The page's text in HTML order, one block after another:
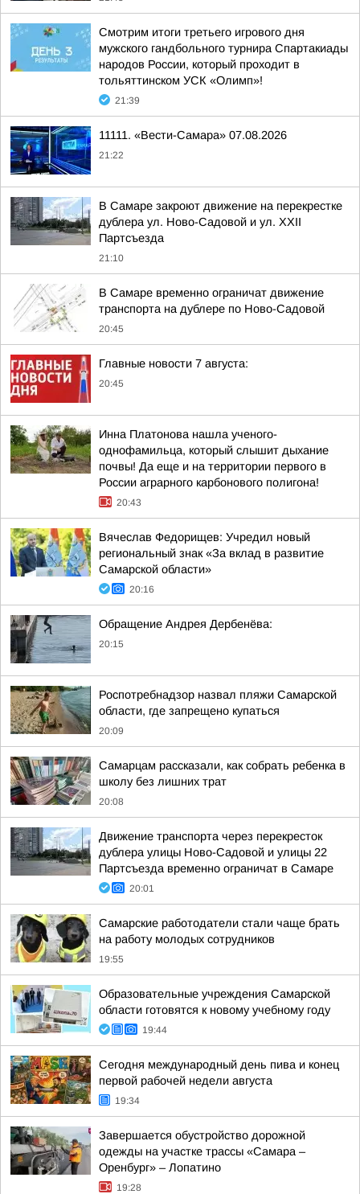
Смотрим итоги третьего игрового дня
мужского гандбольного турнира Спартакиады
народов России, который проходит в
тольяттинском УСК «Олимп»!
21:39
11111. «Вести-Самара» 07.08.2026
21:22
В Самаре закроют движение на перекрестке
дублера ул. Ново-Садовой и ул. XXII
Партсъезда
21:10
В Самаре временно ограничат движение
транспорта на дублере по Ново-Садовой
20:45
Главные новости 7 августа:
20:45
Инна Платонова нашла ученого-
однофамильца, который слышит дыхание
почвы! Да еще и на территории первого в
России аграрного карбонового полигона!
20:43
Вячеслав Федорищев: Учредил новый
региональный знак «За вклад в развитие
Самарской области»
20:16
Обращение Андрея Дербенёва:
20:15
Роспотребнадзор назвал пляжи Самарской
области, где запрещено купаться
20:09
Самарцам рассказали, как собрать ребенка в
школу без лишних трат
20:08
Движение транспорта через перекресток
дублера улицы Ново-Садовой и улицы 22
Партсъезда временно ограничат в Самаре
20:01
Самарские работодатели стали чаще брать
на работу молодых сотрудников
19:55
Образовательные учреждения Самарской
области готовятся к новому учебному году
19:44
Сегодня международный день пива и конец
первой рабочей недели августа
19:34
Завершается обустройство дорожной
одежды на участке трассы «Самара –
Оренбург» – Лопатино
19:28